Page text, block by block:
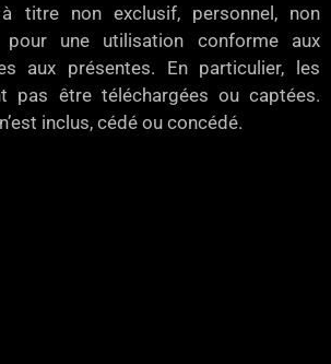
titre non exclusif, personnel, non
une utilisation conforme aux
aux présentes. En particulier, les
pas être téléchargées ou captées.
inclus, cédé ou concédé.